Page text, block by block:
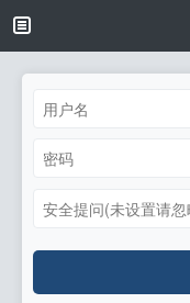
安全提问(未设置请忽